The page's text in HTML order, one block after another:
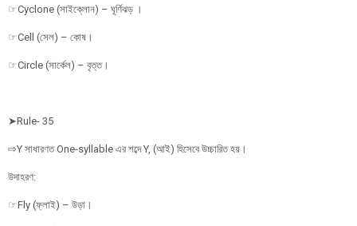
☞Cyclone (সাইক্লোন) – ঘূর্ণিঝড় ।
☞Cell (সেল) – কোষ।
☞Circle (সার্কেল) – বৃত্ত।
➤Rule- 35
⇨Y সাধারণত One-syllable এর শব্দে Y, (আই) হিসেবে উচ্চারিত হয়।
উদাহরণ:
☞Fly (ফ্লাই) – উড়া।